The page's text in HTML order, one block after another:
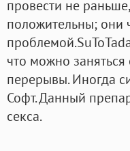
провести не
положительны; они
что можно
перерывы. Иногда
Софт. Данный
секса.